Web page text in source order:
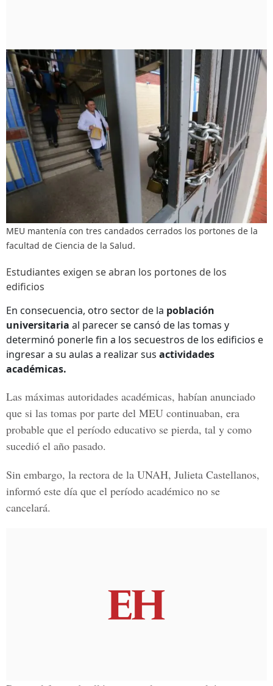
MEU mantenía con tres candados cerrados los portones de la
facultad de Ciencia de la Salud.
Estudiantes exigen se abran los portones de los
edificios
En consecuencia, otro sector de la población
universitaria al parecer se cansó de las tomas y
determinó ponerle fin a los secuestros de los edificios e
ingresar a su aulas a realizar sus actividades
académicas.
Las máximas autoridades académicas, habían anunciado
que si las tomas por parte del MEU continuaban, era
probable que el período educativo se pierda, tal y como
sucedió el año pasado.
Sin embargo, la rectora de la UNAH, Julieta Castellanos,
informó este día que el período académico no se
cancelará.